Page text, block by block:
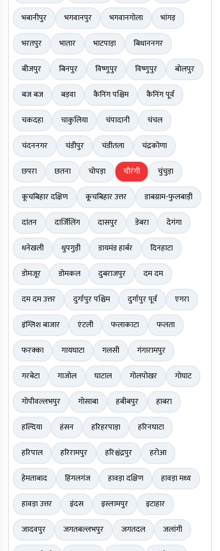
भबानीपुर
भगवानपुर भगवानगोला
भांगड़
भरतपुर
भातार भाटपाड़ा
बिधाननगर
बीजपुर
बिनपुर विष्णुपुर विष्णुपुर
बोलपुर
बज बज
बड़वा कैनिंग पश्चिम
कैनिंग पूर्व
चकदहा
चाकुलिया चंपादानी
चंचल
चंदननगर
चंडीपुर चंडीतला
चंद्रकोणा
छपरा
छतना चोपड़ा चौरंगी
चुंचुड़ा
कूचबिहार दक्षिण
कूचबिहार उत्तर
डाबग्राम-फुलबाड़ी
दांतन
दार्जिलिंग दासपुर डेबरा
देगंगा
धनेखली
धुपगुड़ी डायमंड हार्बर
दिनहाटा
डोमजूर
डोमकल दुबराजपुर
दम दम
दम दम उत्तर
दुर्गापुर पश्चिम दुर्गापुर पूर्व
एगरा
इंग्लिश बाजार
एंटली फलाकाटा
फलता
फरक्का
गायघाटा गलसी
गंगारामपुर
गरबेटा
गाजोल घाटाल गोलपोखर
गोघाट
गोपीवल्लभपुर
गोसाबा हबीबपुर
हाबरा
हल्दिया
हंसन हरिहरपाड़ा
हरिनघाटा
हरिपाल
हरिरामपुर हरिश्चंद्रपुर
हरोआ
हेमताबाद
हिंगलगंज हावड़ा दक्षिण
हावड़ा मध्य
हावड़ा उत्तर
इंदस इस्लामपुर
इटाहार
जादवपुर
जगतबल्लभपुर जगतदल
जलांगी